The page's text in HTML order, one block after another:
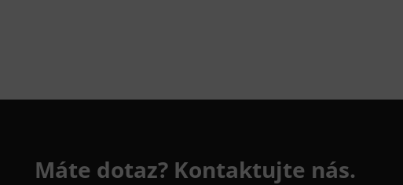
Máte dotaz? Kontaktujte nás.